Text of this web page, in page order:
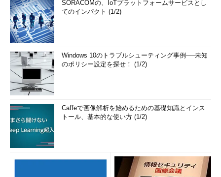
SORACOMの、IoTプラットフォームサービスとし
てのインパクト (1/2)
Windows 10のトラブルシューティング事例──未知
のポリシー設定を探せ！ (1/2)
Caffeで画像解析を始めるための基礎知識とインス
トール、基本的な使い方 (1/2)